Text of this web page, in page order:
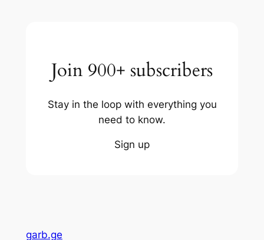
Join 900+ subscribers
Stay in the loop with everything you
need to know.
Sign up
garb.ge